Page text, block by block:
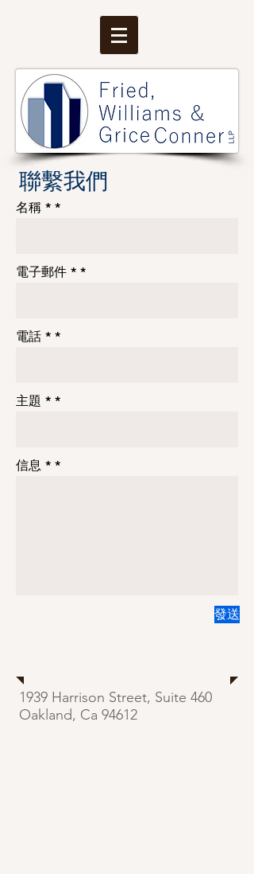
聯繫我們
名稱 *
電子郵件 *
電話 *
主題 *
信息 *
發送
1939 Harrison Street, Suite 460
Oakland, Ca 94612